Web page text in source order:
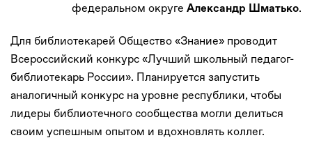
федеральном округе Александр Шматько.
Для библиотекарей Общество «Знание» проводит
Всероссийский конкурс «Лучший школьный педагог-
библиотекарь России». Планируется запустить
аналогичный конкурс на уровне республики, чтобы
лидеры библиотечного сообщества могли делиться
своим успешным опытом и вдохновлять коллег.